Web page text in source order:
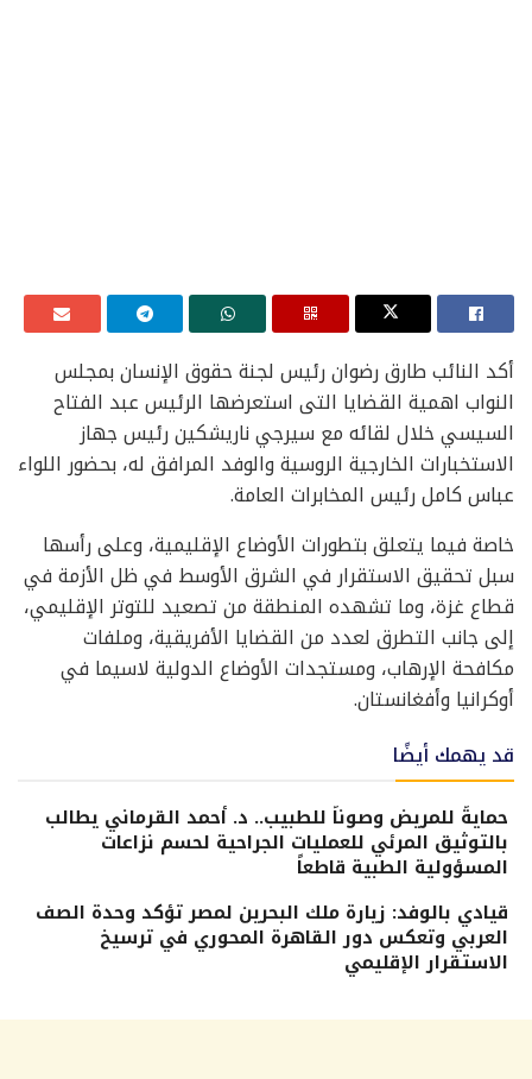
أكد النائب طارق رضوان رئيس لجنة حقوق الإنسان بمجلس
النواب اهمية القضايا التى استعرضها الرئيس عبد الفتاح
السيسي خلال لقائه مع سيرجي ناريشكين رئيس جهاز
الاستخبارات الخارجية الروسية والوفد المرافق له، بحضور اللواء
عباس كامل رئيس المخابرات العامة.
خاصة فيما يتعلق بتطورات الأوضاع الإقليمية، وعلى رأسها
سبل تحقيق الاستقرار في الشرق الأوسط في ظل الأزمة في
قطاع غزة، وما تشهده المنطقة من تصعيد للتوتر الإقليمي،
إلى جانب التطرق لعدد من القضايا الأفريقية، وملفات
مكافحة الإرهاب، ومستجدات الأوضاع الدولية لاسيما في
أوكرانيا وأفغانستان.
قد يهمك أيضًا
حمايةً للمريض وصوناً للطبيب.. د. أحمد القرماني يطالب
بالتوثيق المرئي للعمليات الجراحية لحسم نزاعات
المسؤولية الطبية قاطعاً
قيادي بالوفد: زيارة ملك البحرين لمصر تؤكد وحدة الصف
العربي وتعكس دور القاهرة المحوري في ترسيخ
الاستقرار الإقليمي